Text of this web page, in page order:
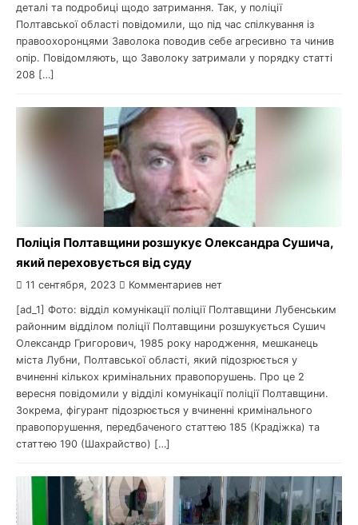
деталі та подробиці щодо затримання. Так, у поліції
Полтавської області повідомили, що під час спілкування із
правоохоронцями Заволока поводив себе агресивно та чинив
опір. Повідомляють, що Заволоку затримали у порядку статті
208 […]
Поліція Полтавщини розшукує Олександра Сушича,
який переховується від суду
11 сентября, 2023 Комментариев нет
[ad_1] Фото: відділ комунікації поліції Полтавщини Лубенським
районним відділом поліції Полтавщини розшукується Сушич
Олександр Григорович, 1985 року народження, мешканець
міста Лубни, Полтавської області, який підозрюється у
вчиненні кількох кримінальних правопорушень. Про це 2
вересня повідомили у відділі комунікації поліції Полтавщини.
Зокрема, фігурант підозрюється у вчиненні кримінального
правопорушення, передбаченого статтею 185 (Крадіжка) та
статтею 190 (Шахрайство) […]